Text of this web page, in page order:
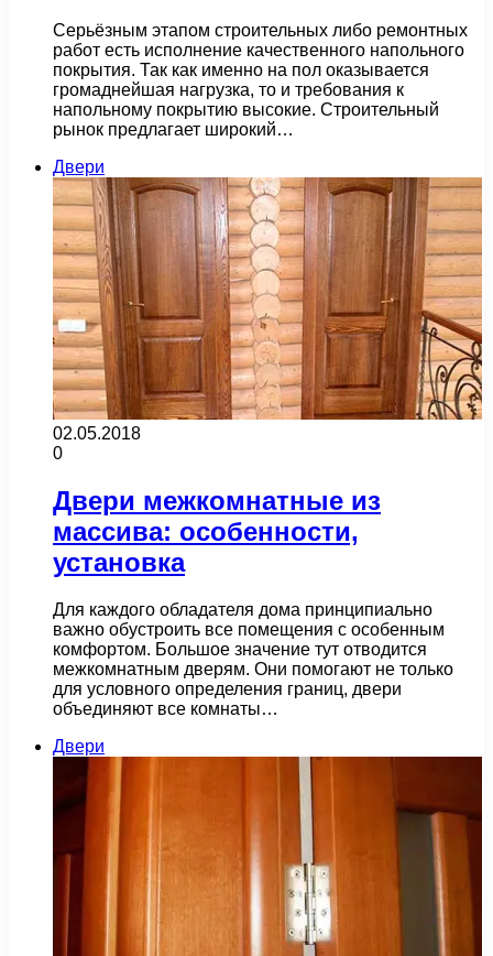
Серьёзным этапом строительных либо ремонтных
работ есть исполнение качественного напольного
покрытия. Так как именно на пол оказывается
громаднейшая нагрузка, то и требования к
напольному покрытию высокие. Строительный
рынок предлагает широкий…
Двери
02.05.2018
0
Двери межкомнатные из
массива: особенности,
установка
Для каждого обладателя дома принципиально
важно обустроить все помещения с особенным
комфортом. Большое значение тут отводится
межкомнатным дверям. Они помогают не только
для условного определения границ, двери
объединяют все комнаты…
Двери